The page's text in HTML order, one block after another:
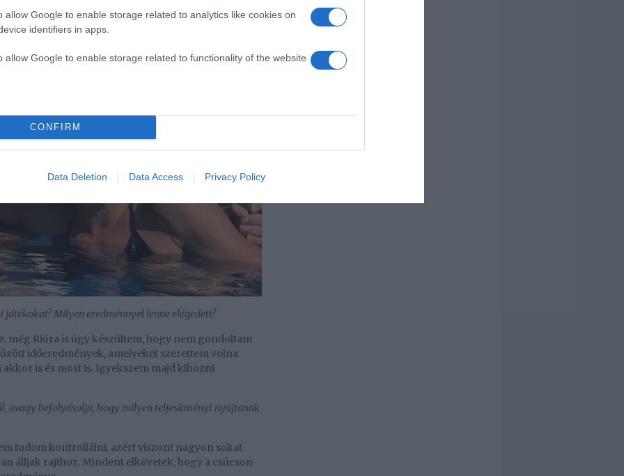
allow Google to enable storage related to analytics like cookies on
identifiers in apps.
allow Google to enable storage related to functionality of the website
CONFIRM
Data Deletion Data Access Privacy Policy
látja a partról, hogy mi az, amiben javulnom
biztosan sokat tanulhatok tőle.
Milyen eredménnyel lenne elégedett?
még Rióra is úgy készültem, hogy nem gondoltam
időeredmények, amelyeket szerettem volna
is és most is. Igyekszem majd kihozni
avagy befolyásolja, hogy milyen teljesítményt nyújtanak
tudom kontrollálni, azért viszont nagyon sokat
álljak rajthoz. Mindent elkövetek, hogy a csúcson